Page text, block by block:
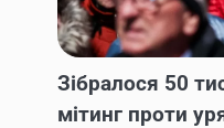
Зібралося 50
мітинг проти